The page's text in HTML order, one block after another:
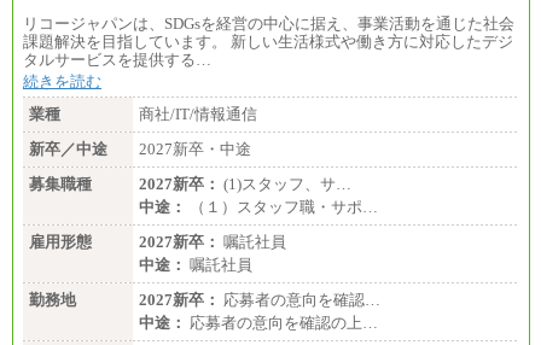
リコージャパンは、SDGsを経営の中心に据え、事業活動を通じた社会
課題解決を目指しています。 新しい生活様式や働き方に対応したデジ
タルサービスを提供する…
続きを読む
業種
商社/IT/情報通信
新卒／中途
2027新卒・中途
募集職種
2027新卒： (1)スタッフ、サ…
中途：
（１）スタッフ職・サポ…
雇用形態
2027新卒： 嘱託社員
中途： 嘱託社員
勤務地
2027新卒： 応募者の意向を確認…
中途： 応募者の意向を確認の上…